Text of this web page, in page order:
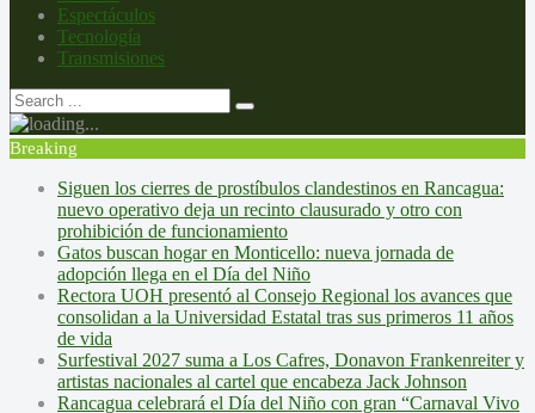
Espectáculos
Tecnología
Transmisiones
Breaking
Siguen los cierres de prostíbulos clandestinos en Rancagua:
nuevo operativo deja un recinto clausurado y otro con
prohibición de funcionamiento
Gatos buscan hogar en Monticello: nueva jornada de
adopción llega en el Día del Niño
Rectora UOH presentó al Consejo Regional los avances que
consolidan a la Universidad Estatal tras sus primeros 11 años
de vida
Surfestival 2027 suma a Los Cafres, Donavon Frankenreiter y
artistas nacionales al cartel que encabeza Jack Johnson
Rancagua celebrará el Día del Niño con gran “Carnaval Vivo